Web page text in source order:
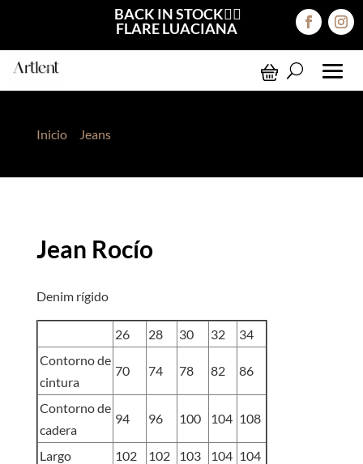
BACK IN STOCK❤️‍🔥
FLARE LUACIANA
Inicio> Jeans> Jean Rocío
Jean Rocío
Denim rígido
26 28 30 32
34
Contorno de
cintura
70 74 78 82 86
Contorno de
cadera
94 96 100 104 108
Largo 102 102 103 104 104